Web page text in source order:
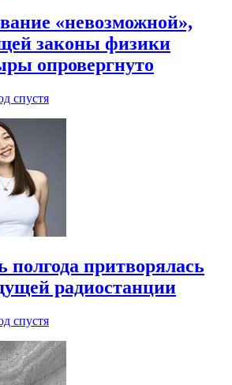
«невозможной»,
законы физики
опровергнуто
спустя
полгода притворялась
радиостанции
спустя